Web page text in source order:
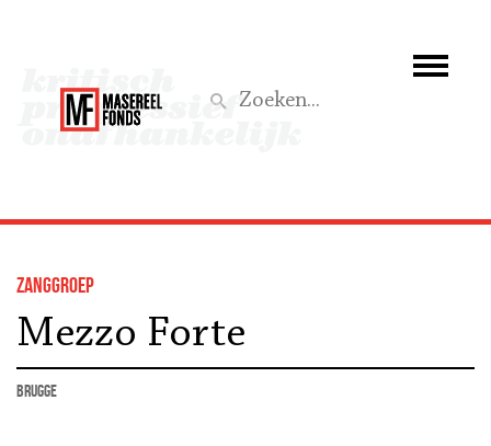
Wat we doen
Steun ons
zanggroep
Mezzo Forte
Brugge